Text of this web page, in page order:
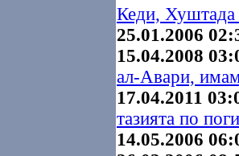
Кеди,
25.01.2006
15.04.2008
ал-Авари,
17.04.2011
тазията по
14.05.2006